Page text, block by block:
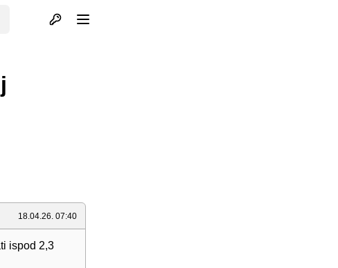
Otvori profil
18.04.26. 07:40
ispod 2,3